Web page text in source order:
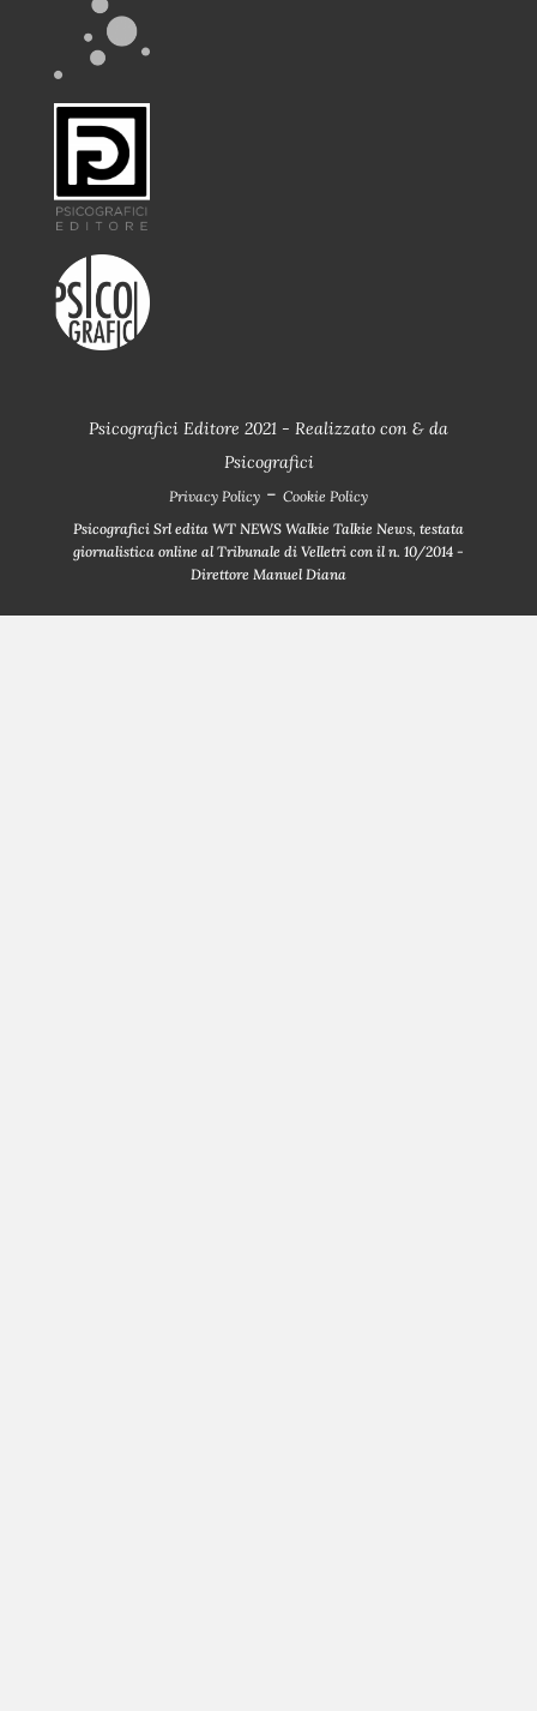
Psicografici Editore 2021 - Realizzato con & da
Psicografici
Privacy Policy - Cookie Policy
Psicografici Srl edita WT NEWS Walkie Talkie News, testata
giornalistica online al Tribunale di Velletri con il n. 10/2014 -
Direttore Manuel Diana